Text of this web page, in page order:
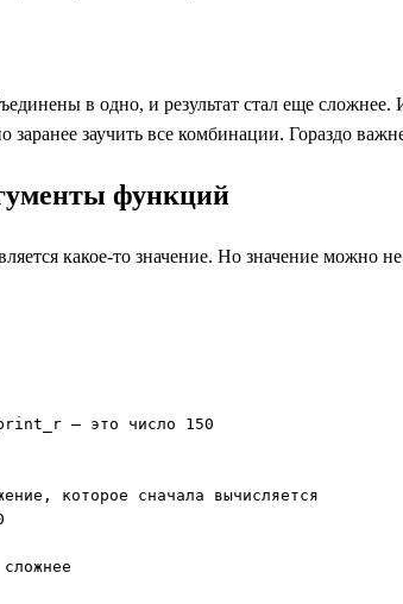
в одно, и результат стал еще
заучить все комбинации. Гораздо
функций
какое-то значение. Но значение
— это число 150
которое сначала вычисляется